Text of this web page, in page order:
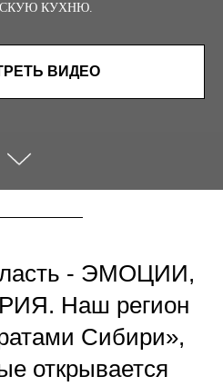
КУХНЮ.
ВИДЕО
- ЭМОЦИИ,
Наш регион
Сибири»,
открывается